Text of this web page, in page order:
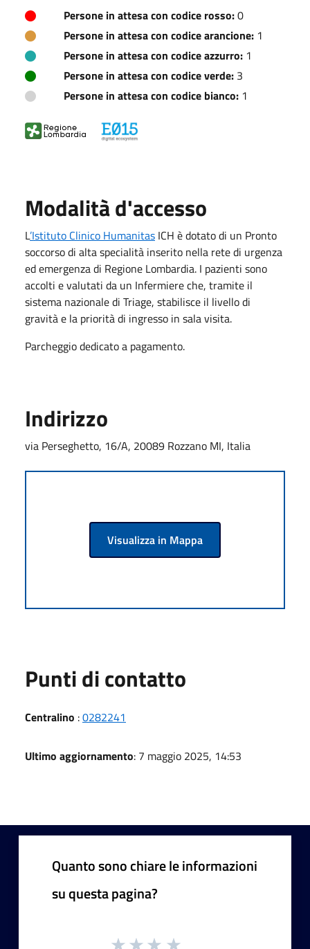
Persone in attesa con codice rosso:0
Persone in attesa con codice arancione: 1
Persone in attesa con codice azzurro: 1
Persone in attesa con codice verde: 3
Persone in attesa con codice bianco: 1
Modalità d'accesso
L’Istituto Clinico Humanitas ICH è dotato di un Pronto
soccorso di alta specialità inserito nella rete di urgenza
ed emergenza di Regione Lombardia. I pazienti sono
accolti e valutati da un Infermiere che, tramite il
sistema nazionale di Triage, stabilisce il livello di
gravità e la priorità di ingresso in sala visita.
Parcheggio dedicato a pagamento.
Indirizzo
via Perseghetto, 16/A, 20089 Rozzano MI, Italia
Visualizza in Mappa
Punti di contatto
Centralino :0282241
Ultimo aggiornamento: 7 maggio 2025, 14:53
Quanto sono chiare le informazioni
su questa pagina?